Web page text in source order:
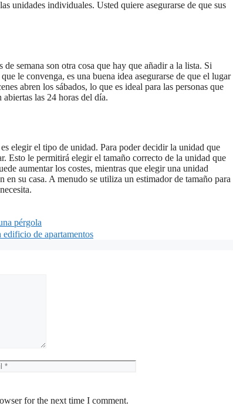
unidades individuales. Usted quiere asegurarse de que sus
semana son otra cosa que hay que añadir a la lista. Si
le convenga, es una buena idea asegurarse de que el lugar
abren los sábados, lo que es ideal para las personas que
abiertas las 24 horas del día.
elegir el tipo de unidad. Para poder decidir la unidad que
Esto le permitirá elegir el tamaño correcto de la unidad que
aumentar los costes, mientras que elegir una unidad
en su casa. A menudo se utiliza un estimador de tamaño para
pérgola
edificio de apartamentos
for the next time I comment.